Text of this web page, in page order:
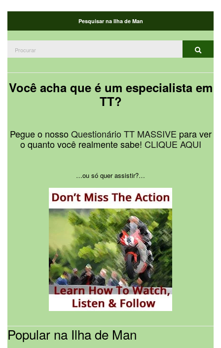
Pesquisar na Ilha de Man
Você acha que é um especialista em
TT?
Pegue o nossoQuestionário TT MASSIVE para ver
o quanto você realmente sabe! CLIQUE AQUI
…ou só quer assistir?…
Popular na Ilha de Man